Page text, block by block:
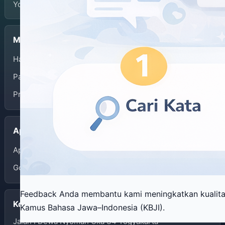
Feedback Anda membantu kami meningkatkan
Kamus Bahasa Jawa–Indonesia (KBJI).
Yogyakarta.
Menu
Halaman Depan
Panduan Penggunaan
Privacy Policy
Aplikasi
App Store
Google Play
Kontak
Jalan I Dewa Nyoman Oka 34 Yogyakarta